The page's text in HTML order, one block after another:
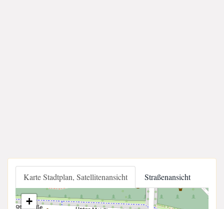
Karte Stadtplan, Satellitenansicht Straßenansicht
+